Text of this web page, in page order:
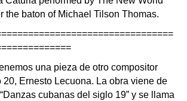
the baton of Michael Tilson Thomas.
una pieza de otro compositor
Ernesto Lecuona. La obra viene de
cubanas del siglo 19” y se llama